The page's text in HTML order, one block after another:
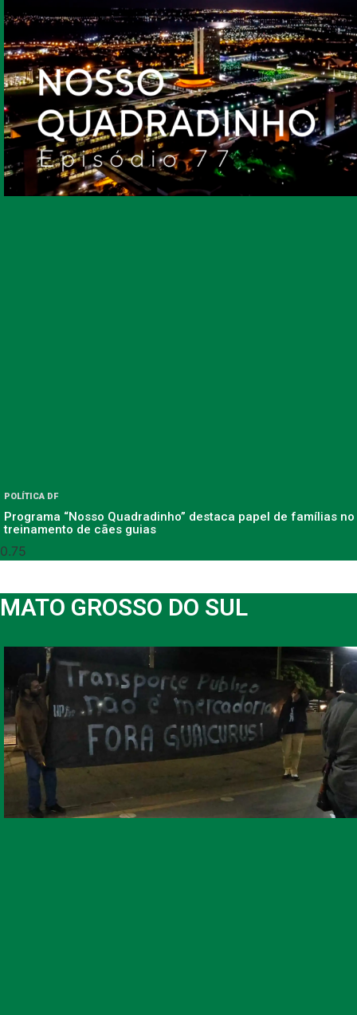
POLÍTICA DF
Programa “Nosso Quadradinho” destaca papel de famílias no
treinamento de cães guias
MATO GROSSO DO SUL